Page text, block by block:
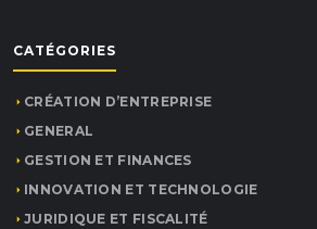
CATÉGORIES
CRÉATION D’ENTREPRISE
GENERAL
GESTION ET FINANCES
INNOVATION ET TECHNOLOGIE
JURIDIQUE ET FISCALITÉ